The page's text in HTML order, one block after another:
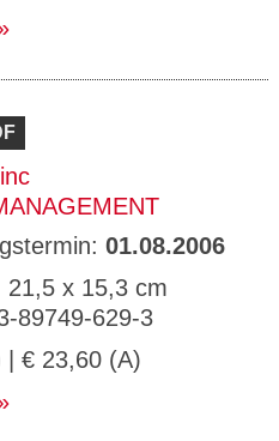
01.08.2006
21,5 x 15,3 cm
89749-629-3
| € 23,60 (A)